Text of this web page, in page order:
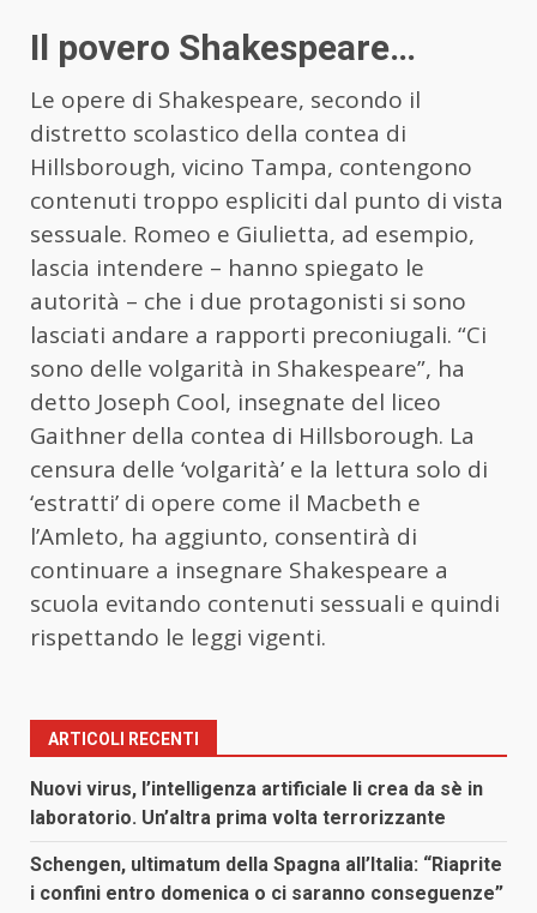
Il povero Shakespeare…
Le opere di Shakespeare, secondo il
distretto scolastico della contea di
Hillsborough, vicino Tampa, contengono
contenuti troppo espliciti dal punto di vista
sessuale. Romeo e Giulietta, ad esempio,
lascia intendere – hanno spiegato le
autorità – che i due protagonisti si sono
lasciati andare a rapporti preconiugali. “Ci
sono delle volgarità in Shakespeare”, ha
detto Joseph Cool, insegnate del liceo
Gaithner della contea di Hillsborough. La
censura delle ‘volgarità’ e la lettura solo di
‘estratti’ di opere come il Macbeth e
l’Amleto, ha aggiunto, consentirà di
continuare a insegnare Shakespeare a
scuola evitando contenuti sessuali e quindi
rispettando le leggi vigenti.
ARTICOLI RECENTI
Nuovi virus, l’intelligenza artificiale li crea da sè in
laboratorio. Un’altra prima volta terrorizzante
Schengen, ultimatum della Spagna all’Italia: “Riaprite
i confini entro domenica o ci saranno conseguenze”